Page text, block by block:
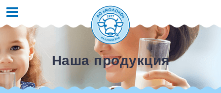
Наша продукция